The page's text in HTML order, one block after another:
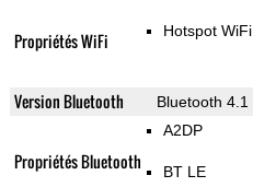
Propriétés WiFi Hotspot WiFi
Version Bluetooth Bluetooth 4.1
Propriétés Bluetooth
A2DP
BT LE